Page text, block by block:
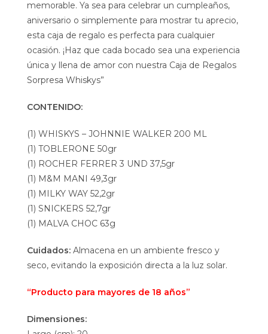
memorable. Ya sea para celebrar un cumpleaños,
aniversario o simplemente para mostrar tu aprecio,
esta caja de regalo es perfecta para cualquier
ocasión. ¡Haz que cada bocado sea una experiencia
única y llena de amor con nuestra Caja de Regalos
Sorpresa Whiskys”
CONTENIDO:
(1) WHISKYS – JOHNNIE WALKER 200 ML
(1) TOBLERONE 50gr
(1) ROCHER FERRER 3 UND 37,5gr
(1) M&M MANI 49,3gr
(1) MILKY WAY 52,2gr
(1) SNICKERS 52,7gr
(1) MALVA CHOC 63g
Cuidados: Almacena en un ambiente fresco y
seco, evitando la exposición directa a la luz solar.
“Producto para mayores de 18 años”
Dimensiones: